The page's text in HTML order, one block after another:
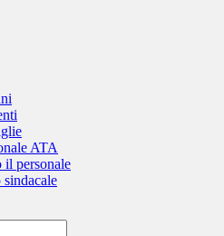
ATA
il personale